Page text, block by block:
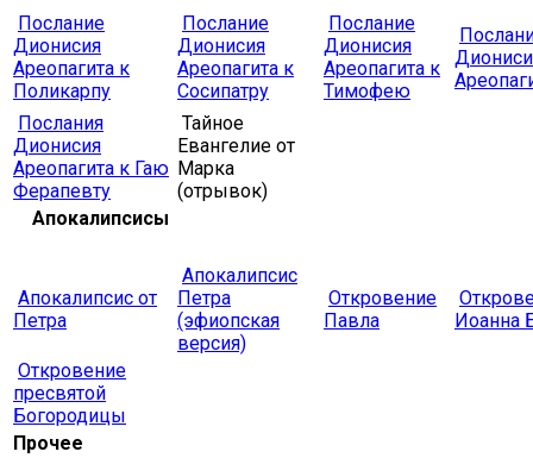
Послание
Дионисия
Ареопагита к
Поликарпу
Послание
Дионисия
Ареопагита к
Сосипатру
Послание
Дионисия
Ареопагита к
Тимофею
Послания
Дионисия
Ареопагита к Гаю
Ферапевту
Тайное
Евангелие от
Марка
(отрывок)
Апокалипсисы
Апокалипсис от
Петра
Апокалипсис
Петра
(эфиопская
версия)
Откровение
Павла
Иоанна
Откровение
пресвятой
Богородицы
Прочее